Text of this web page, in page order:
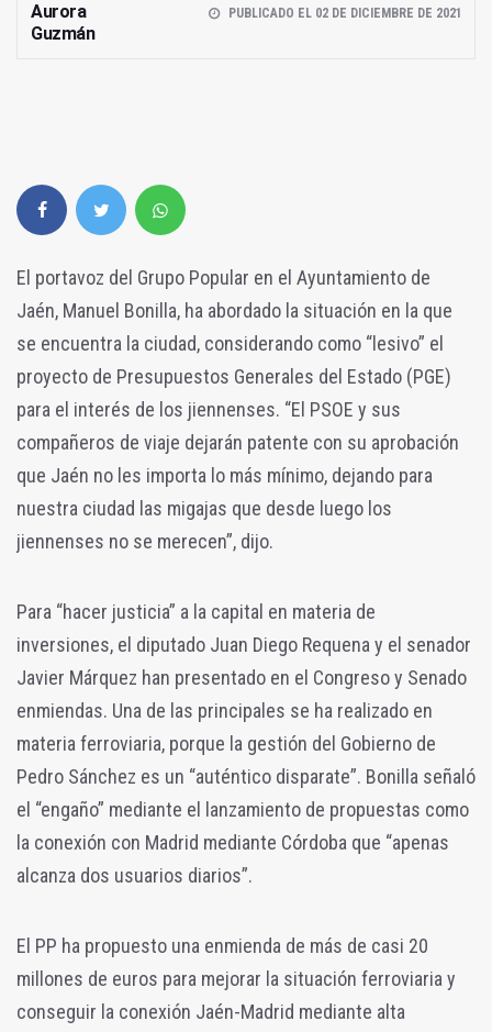
Aurora
Guzmán
PUBLICADO EL 02 DE DICIEMBRE DE 2021
El portavoz del Grupo Popular en el Ayuntamiento de
Jaén, Manuel Bonilla, ha abordado la situación en la que
se encuentra la ciudad, considerando como “lesivo” el
proyecto de Presupuestos Generales del Estado (PGE)
para el interés de los jiennenses. “El PSOE y sus
compañeros de viaje dejarán patente con su aprobación
que Jaén no les importa lo más mínimo, dejando para
nuestra ciudad las migajas que desde luego los
jiennenses no se merecen”, dijo.
Para “hacer justicia” a la capital en materia de
inversiones, el diputado Juan Diego Requena y el senador
Javier Márquez han presentado en el Congreso y Senado
enmiendas. Una de las principales se ha realizado en
materia ferroviaria, porque la gestión del Gobierno de
Pedro Sánchez es un “auténtico disparate”. Bonilla señaló
el “engaño” mediante el lanzamiento de propuestas como
la conexión con Madrid mediante Córdoba que “apenas
alcanza dos usuarios diarios”.
El PP ha propuesto una enmienda de más de casi 20
millones de euros para mejorar la situación ferroviaria y
conseguir la conexión Jaén-Madrid mediante alta